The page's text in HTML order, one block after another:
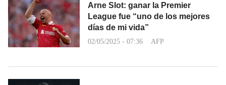
Arne Slot: ganar la Premier
League fue “uno de los mejores
días de mi vida”
02/05/2025 - 07:36 AFP